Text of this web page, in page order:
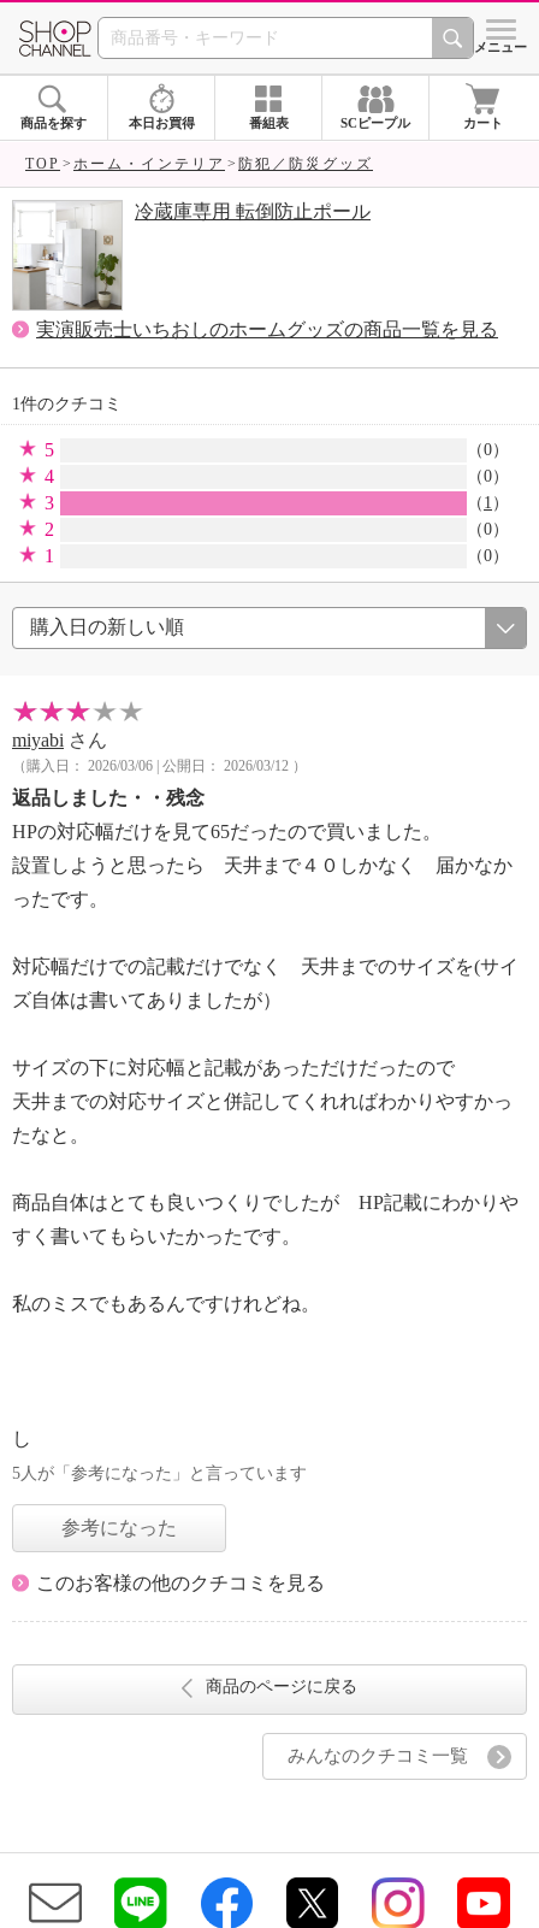
SHOP CHANNEL シメニュー
商品を探す 本日お買得 番組表 SCピープル カート
TOP ホーム・インテリア 防犯／防災グッズ
冷蔵庫専用 転倒防止ポール
実演販売士いちおしのホームグッズの商品一覧を見る
1件のクチコミ
5 （0）
4 （0）
3 （ 1 ）
2 （0）
1 （0）
miyabi さん
（購入日： 2026/03/06 | 公開日： 2026/03/12 ）
返品しました・・残念
HPの対応幅だけを見て65だったので買いました。
設置しようと思ったら 天井まで４０しかなく 届かなか
ったです。
対応幅だけでの記載だけでなく 天井までのサイズを(サイ
ズ自体は書いてありましたが）
サイズの下に対応幅と記載があっただけだったので
天井までの対応サイズと併記してくれればわかりやすかっ
たなと。
商品自体はとても良いつくりでしたが HP記載にわかりや
すく書いてもらいたかったです。
私のミスでもあるんですけれどね。
し
5人が「参考になった」と言っています
参考になった
このお客様の他のクチコミを見る
商品のページに戻る
みんなのクチコミ一覧